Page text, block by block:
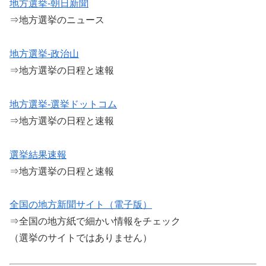
地方選挙-朝日新聞
⇒地方選挙のニュース
地方選挙-政治山
⇒地方選挙の日程と速報
地方選挙-選挙ドットコム
⇒地方選挙の日程と速報
選挙結果速報
⇒地方選挙の日程と速報
全国の地方新聞サイト（電子版）
⇒全国の地方紙で細かい情報をチェック
（選挙のサイトではありません）